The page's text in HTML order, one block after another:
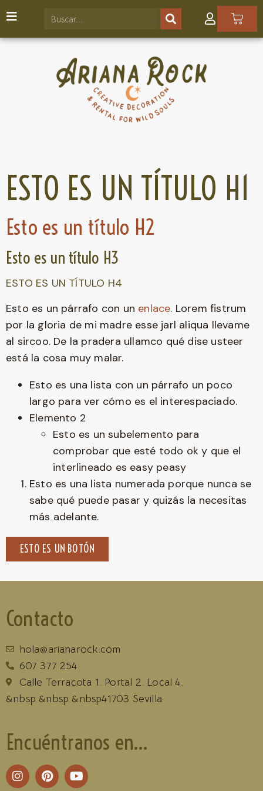
ESTO ES UN TÍTULO H1
Esto es un título H2
Esto es un título H3
ESTO ES UN TÍTULO H4
Esto es un párrafo con un enlace. Lorem fistrum
por la gloria de mi madre esse jarl aliqua llevame
al sircoo. De la pradera ullamco qué dise usteer
está la cosa muy malar.
Esto es una lista con un párrafo un poco
largo para ver cómo es el interespaciado.
Elemento 2
Esto es un subelemento para
comprobar que esté todo ok y que el
interlineado es easy peasy
Esto es una lista numerada porque nunca se
sabe qué puede pasar y quizás la necesitas
más adelante.
ESTO ES UN BOTÓN
Contacto
hola@arianarock.com
607 377 254
Calle Terracota 1. Portal 2. Local 4.
&nbsp &nbsp &nbsp41703 Sevilla
Encuéntranos en...